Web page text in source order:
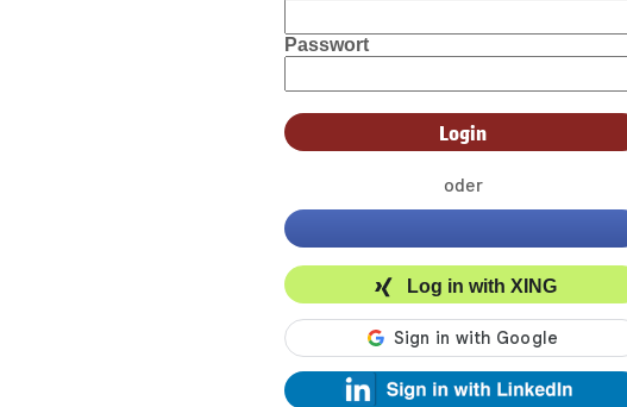
Passwort
oder
Log in with XING